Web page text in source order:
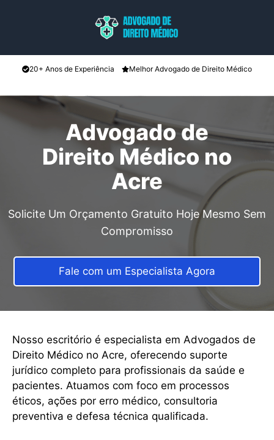
conteúdo
20+ Anos de Experiência Melhor Advogado de Direito Médico
Advogado de
Direito Médico no
Acre
Solicite Um Orçamento Gratuito Hoje Mesmo Sem
Compromisso
Fale com um Especialista Agora
Nosso escritório é especialista em Advogados de
Direito Médico no Acre, oferecendo suporte
jurídico completo para profissionais da saúde e
pacientes. Atuamos com foco em processos
éticos, ações por erro médico, consultoria
preventiva e defesa técnica qualificada.